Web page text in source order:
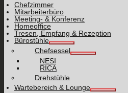
Chefzimmer
Mitarbeiterbüro
Meeting- & Konferenz
Homeoffice
Tresen, Empfang & Rezeption
Bürostühle
Chefsessel
NESI
RICA
Drehstühle
Wartebereich & Lounge